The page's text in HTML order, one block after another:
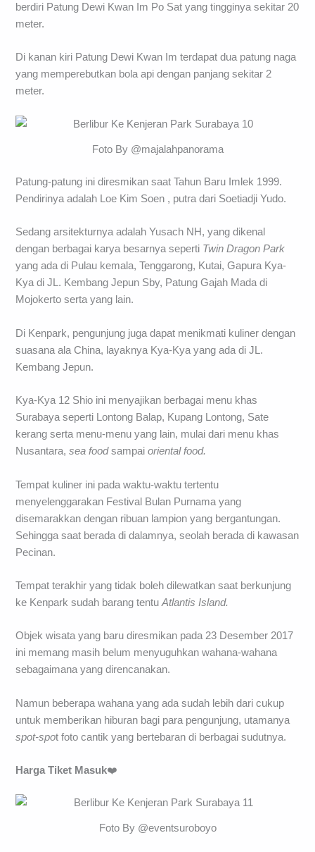
berdiri Patung Dewi Kwan Im Po Sat yang tingginya sekitar 20
meter.
Di kanan kiri Patung Dewi Kwan Im terdapat dua patung naga
yang memperebutkan bola api dengan panjang sekitar 2
meter.
Foto By @majalahpanorama
Patung-patung ini diresmikan saat Tahun Baru Imlek 1999.
Pendirinya adalah Loe Kim Soen , putra dari Soetiadji Yudo.
Sedang arsitekturnya adalah Yusach NH, yang dikenal
dengan berbagai karya besarnya seperti Twin Dragon Park
yang ada di Pulau kemala, Tenggarong, Kutai, Gapura Kya-
Kya di JL. Kembang Jepun Sby, Patung Gajah Mada di
Mojokerto serta yang lain.
Di Kenpark, pengunjung juga dapat menikmati kuliner dengan
suasana ala China, layaknya Kya-Kya yang ada di JL.
Kembang Jepun.
Kya-Kya 12 Shio ini menyajikan berbagai menu khas
Surabaya seperti Lontong Balap, Kupang Lontong, Sate
kerang serta menu-menu yang lain, mulai dari menu khas
Nusantara,sea foodsampaioriental food.
Tempat kuliner ini pada waktu-waktu tertentu
menyelenggarakan Festival Bulan Purnama yang
disemarakkan dengan ribuan lampion yang bergantungan.
Sehingga saat berada di dalamnya, seolah berada di kawasan
Pecinan.
Tempat terakhir yang tidak boleh dilewatkan saat berkunjung
ke Kenpark sudah barang tentuAtlantis Island.
Objek wisata yang baru diresmikan pada 23 Desember 2017
ini memang masih belum menyuguhkan wahana-wahana
sebagaimana yang direncanakan.
Namun beberapa wahana yang ada sudah lebih dari cukup
untuk memberikan hiburan bagi para pengunjung, utamanya
spot-spot foto cantik yang bertebaran di berbagai sudutnya.
Harga Tiket Masuk❤️
Foto By @eventsuroboyo